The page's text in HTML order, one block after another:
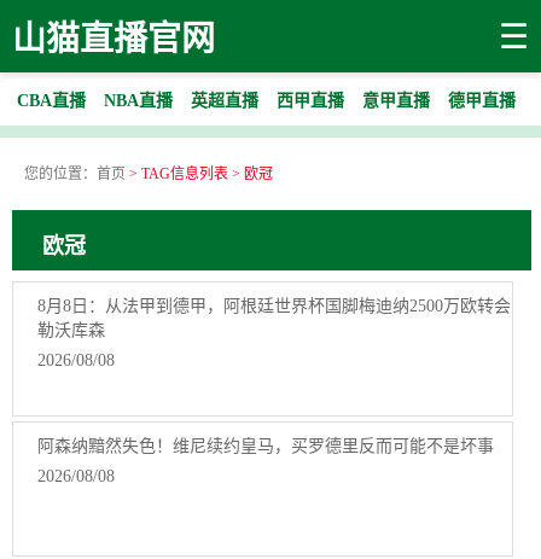
山猫直播官网 ☰
CBA直播 NBA直播 英超直播 西甲直播 意甲直播 德甲直播
您的位置： 首页 > TAG信息列表 > 欧冠
欧冠
8月8日：从法甲到德甲，阿根廷世界杯国脚梅迪纳2500万欧转会
勒沃库森
2026/08/08
阿森纳黯然失色！维尼续约皇马，买罗德里反而可能不是坏事
2026/08/08